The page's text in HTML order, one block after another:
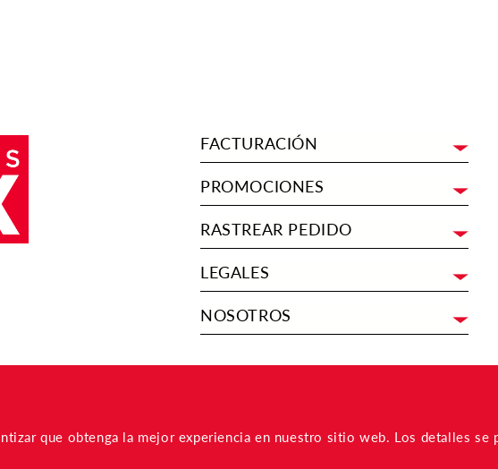
que obtenga la mejor experiencia en nuestro sitio web. Los detalles se
FACTURACIÓN
PROMOCIONES
RASTREAR PEDIDO
LEGALES
NOSOTROS